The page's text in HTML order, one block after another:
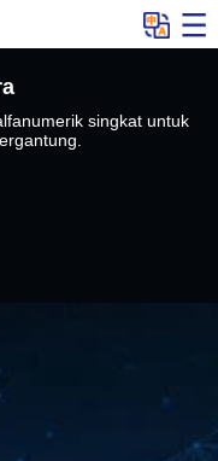
singkat untuk